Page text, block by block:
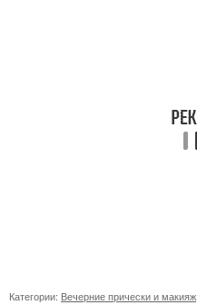
Категории: Вечерние прически и макияж